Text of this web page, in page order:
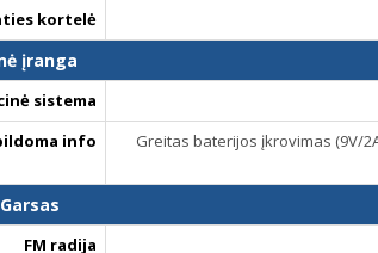
kortelė
įranga
sistema
info
Greitas baterijos įkrovimas (9V/
FM radija